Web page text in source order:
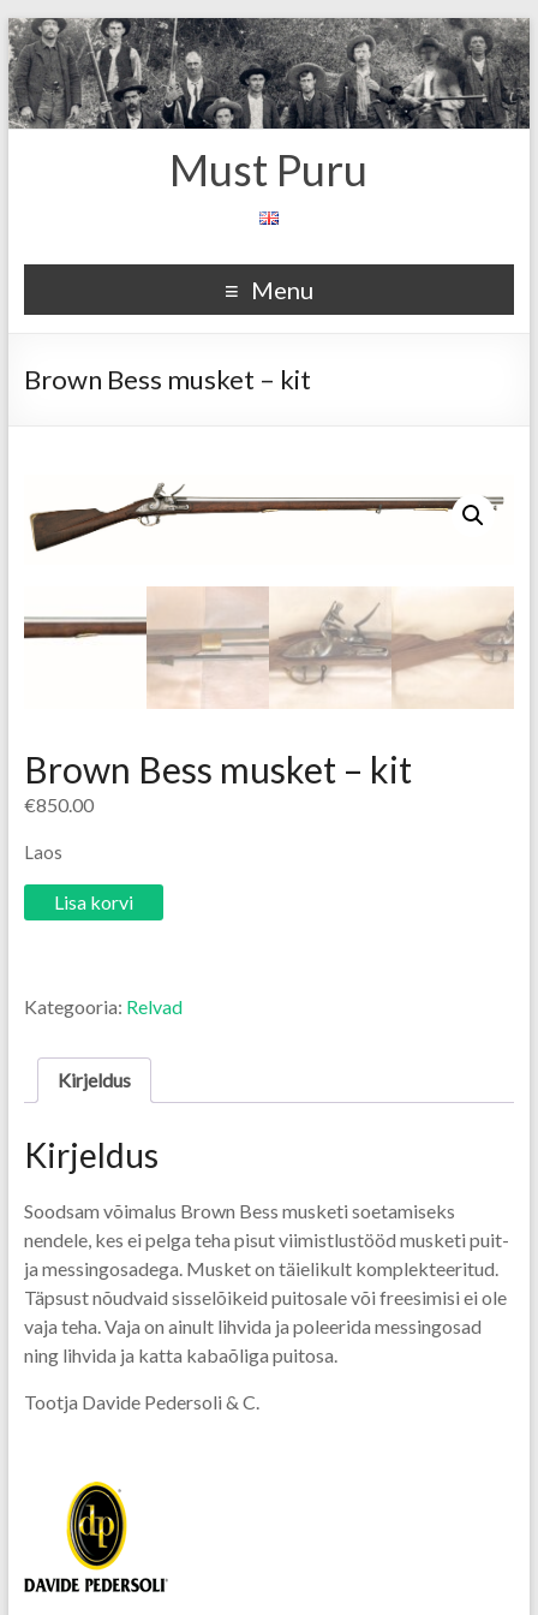
Must Puru
Menu
Brown Bess musket – kit
Brown Bess musket – kit
€850.00
Laos
Lisa korvi
Kategooria: Relvad
Kirjeldus
Kirjeldus
Soodsam võimalus Brown Bess musketi soetamiseks
nendele, kes ei pelga teha pisut viimistlustööd musketi puit-
ja messingosadega. Musket on täielikult komplekteeritud.
Täpsust nõudvaid sisselõikeid puitosale või freesimisi ei ole
vaja teha. Vaja on ainult lihvida ja poleerida messingosad
ning lihvida ja katta kabaõliga puitosa.
Tootja Davide Pedersoli & C.